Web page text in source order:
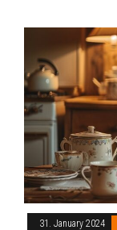
31. January 2024